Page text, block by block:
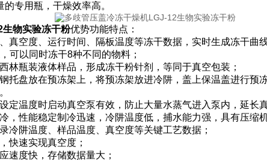
专用瓶，干燥效率高。
物实验冻干粉优势功能特点：
真空度、运行时间、隔板温度等冻干数据，实时生成冻干曲线
可以同时冻干8种不同的物料；
林瓶装液体样品，形成冻干粉针剂，等同于真空包装；
托盘放在预冻架上，将预冻架放进冷阱，盖上保温盖进行预
定温度时启动真空泵有效，防止大量水蒸气进入泵内，延长
，性能稳定制冷迅速，冷阱温度低，捕水能力强，具有压缩
冷阱温度、样品温度、真空度等关键工艺数据；
快速实现真空度；
速度快，存储数据量大；